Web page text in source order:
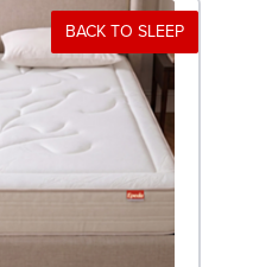
BACK TO SLEEP